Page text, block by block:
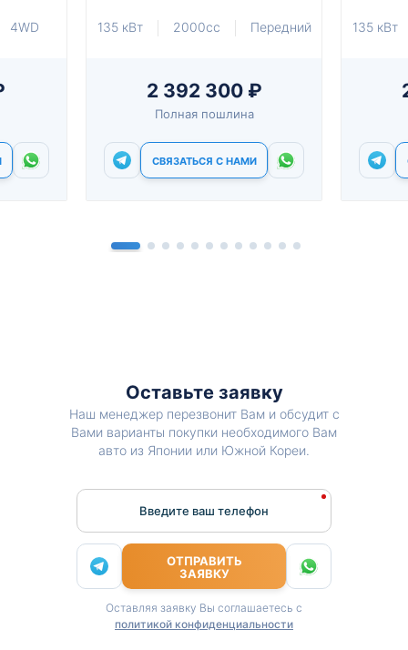
4WD 135 кВт 2000cc Передний
2 392 300 ₽
Полная пошлина
СВЯЗАТЬСЯ С НАМИ
135 кВт
Оставьте заявку
Наш менеджер перезвонит Вам и обсудит с
Вами варианты покупки необходимого Вам
авто из Японии или Южной Кореи.
Введите ваш телефон
ОТПРАВИТЬ
ЗАЯВКУ
Оставляя заявку Вы соглашаетесь с
политикой конфиденциальности